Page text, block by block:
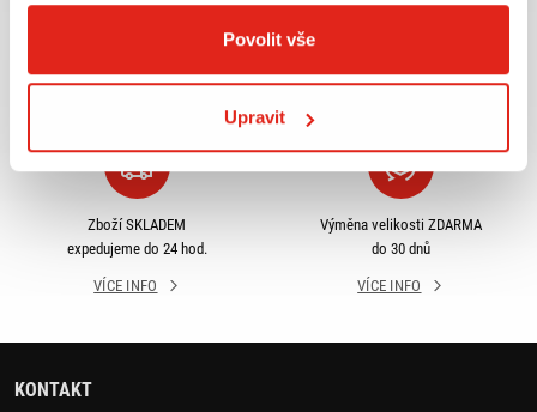
Povolit vše
Upravit
Největší výběr moto
Doprava ZDARMA pro
Zboží SKLADEM
expedujeme do 24 hod.
VÍCE INFO
Výměna velikosti ZDARMA
do 30 dnů
VÍCE INFO
KONTAKT